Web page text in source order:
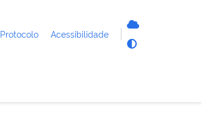
Protocolo Acessibilidade